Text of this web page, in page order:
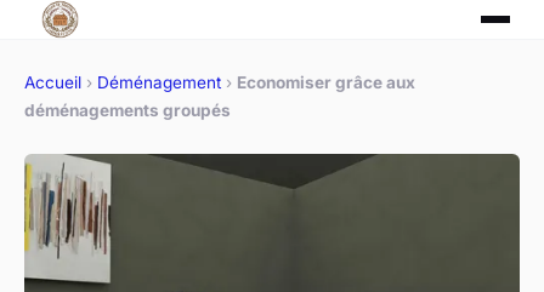
Accueil › Déménagement › Economiser grâce aux
déménagements groupés